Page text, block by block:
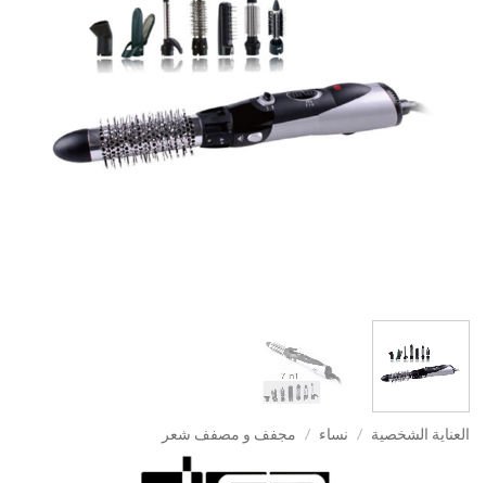
العناية الشخصية / نساء / مجفف و مصفف شعر